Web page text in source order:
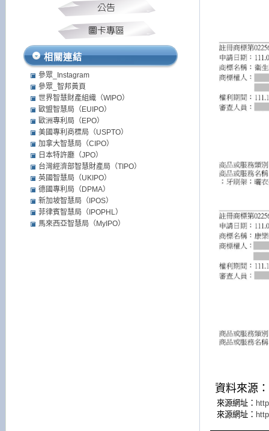
資料來源
來源網址：
來源網址：
相關連結
參眾_Instagram
參眾_智邦黃頁
世界智慧財產組織（WIPO）
歐盟智慧局（EUIPO）
歐洲專利局（EPO）
美國專利商標局（USPTO）
加拿大智慧局（CIPO）
日本特許廳（JPO）
台灣經濟部智慧財產局（TIPO）
英國智慧局（UKIPO）
德國專利局（DPMA）
新加坡智慧局（IPOS）
菲律賓智慧局（IPOPHL）
馬來西亞智慧局（MyIPO）